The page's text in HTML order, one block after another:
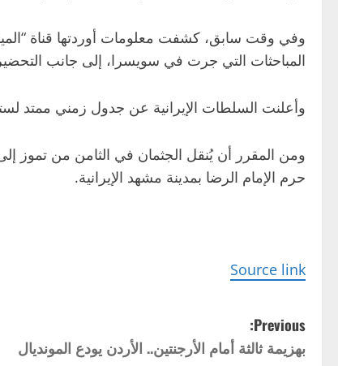
وفي وقت سابق، كشفت معلومات أوردتها قناة
المباحثات التي جرت في سويسرا، إلى جانب
وأعلنت السلطات الإيرانية عن جدول زمني ممتد
ومن المقرر أن يُنقل الجثمان في الثامن من تموز
حرم الإمام الرضا بمدينة مشهد الإيرانية.
Source link
P
Previous:
بهزيمة ثالثة أمام الأرجنتين.. الأردن يودع المونديال